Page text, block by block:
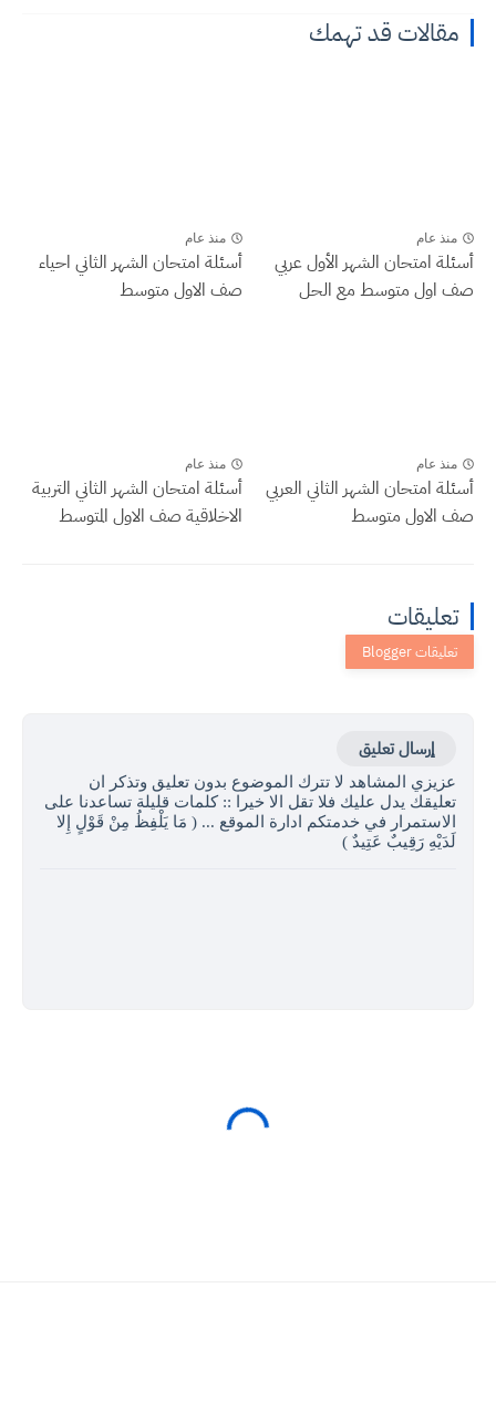
مقالات قد تهمك
منذ عام
أسئلة امتحان الشهر الأول عربي
صف اول متوسط مع الحل
منذ عام
أسئلة امتحان الشهر الثاني احياء
صف الاول متوسط
منذ عام
أسئلة امتحان الشهر الثاني العربي
صف الاول متوسط
منذ عام
أسئلة امتحان الشهر الثاني التربية
الاخلاقية صف الاول المتوسط
تعليقات
إرسال تعليق
عزيزي المشاهد لا تترك الموضوع بدون تعليق وتذكر ان
تعليقك يدل عليك فلا تقل الا خيرا :: كلمات قليلة تساعدنا على
الاستمرار في خدمتكم ادارة الموقع ... ( مَا يَلْفِظُ مِنْ قَوْلٍ إِلا
لَدَيْهِ رَقِيبٌ عَتِيدٌ )